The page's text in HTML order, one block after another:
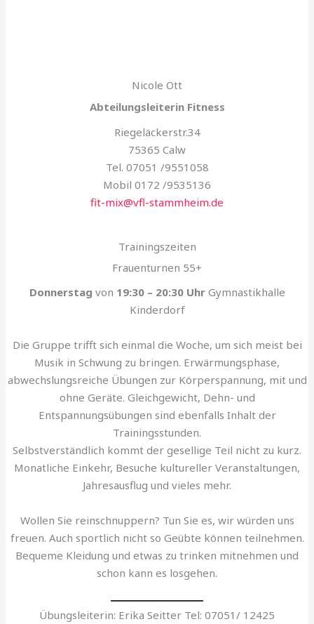
Nicole Ott
Abteilungsleiterin Fitness
Riegeläckerstr.34
75365 Calw
Tel. 07051 /9551058
Mobil 0172 /9535136
fit-mix@vfl-stammheim.de
Trainingszeiten
Frauenturnen 55+
Donnerstag von 19:30 – 20:30 UhrGymnastikhalle
Kinderdorf
Die Gruppe trifft sich einmal die Woche, um sich meist bei
Musik in Schwung zu bringen. Erwärmungsphase,
abwechslungsreiche Übungen zur Körperspannung, mit und
ohne Geräte. Gleichgewicht, Dehn- und
Entspannungsübungen sind ebenfalls Inhalt der
Trainingsstunden.
Selbstverständlich kommt der gesellige Teil nicht zu kurz.
Monatliche Einkehr, Besuche kultureller Veranstaltungen,
Jahresausflug und vieles mehr.
Wollen Sie reinschnuppern? Tun Sie es, wir würden uns
freuen. Auch sportlich nicht so Geübte können teilnehmen.
Bequeme Kleidung und etwas zu trinken mitnehmen und
schon kann es losgehen.
Übungsleiterin: Erika Seitter Tel: 07051/ 12425